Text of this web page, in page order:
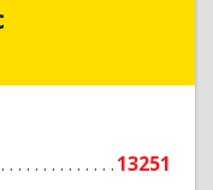
13251
офис